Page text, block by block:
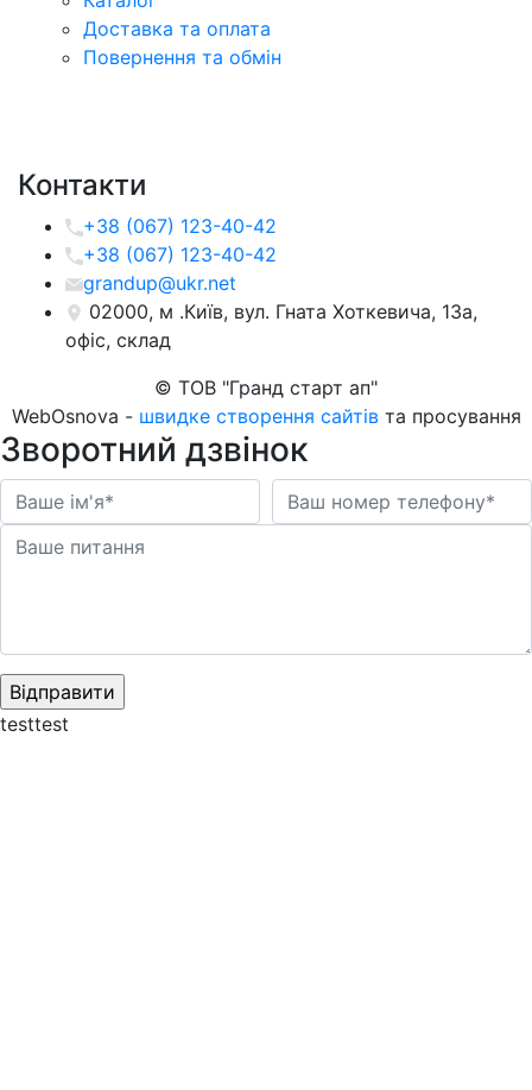
Доставка та оплата
Повернення та обмін
Контакти
+38 (067) 123-40-42
+38 (067) 123-40-42
grandup@ukr.net
02000, м .Київ, вул. Гната Хоткевича, 13а,
офіс, склад
© ТОВ "Гранд старт ап"
WebOsnova - швидке створення сайтівта просування
Зворотний дзвінок
testtest